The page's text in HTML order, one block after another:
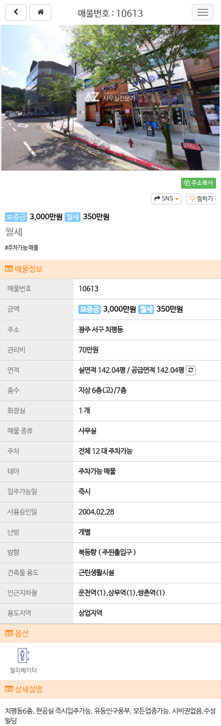
매물번호 : 10613
주소복사
찜하기
SNS
보증금 3,000만원 월세 350만원
월세
#주차가능 매물
매물정보
매물번호 10613
금액 보증금 3,000만원 월세 350만원
주소 광주 서구 치평동
관리비 70만원
면적 실면적 142.04평 /공급면적 142.04평
층수 지상 6층(고)/7층
화장실 1 개
매물 종류 사무실
주차 전체 12 대 주차가능
테마 주차가능 매물
입주가능일 즉시
사용승인일 2004,02,28
난방 개별
방향 북동향 ( 주된출입구 )
건축물 용도 근린생활시설
인근지하철 운천역(1),상무역(1),쌍촌역(1)
용도지역 상업지역
옵션
엘리베이터
상세설명
치평동6층, 현공실 즉시입주가능, 유등인구풍부, 모든업종가능, 시비권없음,수성
빌딩